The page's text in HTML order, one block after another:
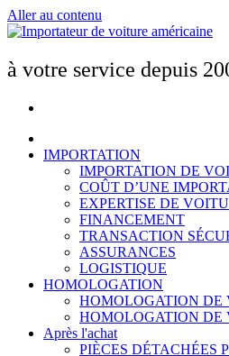
Aller au contenu
à votre service depuis
IMPORTATION
IMPORTATION DE
COÛT D’UNE
EXPERTISE DE
FINANCEMENT
TRANSACTION
ASSURANCES
LOGISTIQUE
HOMOLOGATION
HOMOLOGATION DE
HOMOLOGATION DE
Après l'achat
PIÈCES DÉTACHÉES